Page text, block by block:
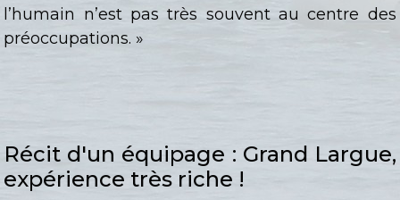
l’humain n’est pas très souvent au centre des
préoccupations. »
Récit d'un équipage : Grand Largue,
expérience très riche !